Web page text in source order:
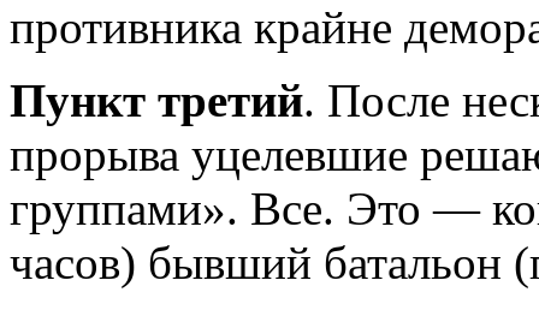
противника крайне
Пункт третий. После
прорыва уцелевшие
группами». Все. Это —
часов) бывший батальон